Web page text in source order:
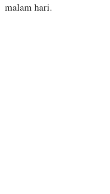
malam hari.